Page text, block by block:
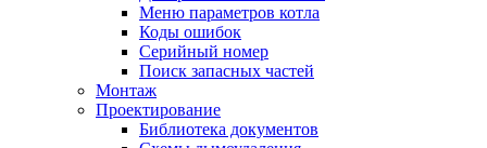
Меню параметров котла
Коды ошибок
Серийный номер
Поиск запасных частей
Монтаж
Проектирование
Библиотека документов